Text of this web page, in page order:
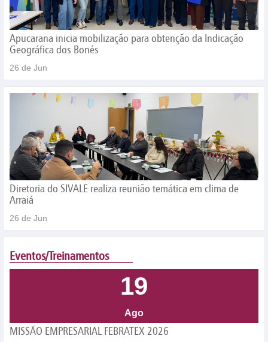
Apucarana inicia mobilização para obtenção da Indicação
Geográfica dos Bonés
26 de Jun
Diretoria do SIVALE realiza reunião temática em clima de
Arraiá
26 de Jun
Eventos/Treinamentos
19
Ago
MISSÃO EMPRESARIAL FEBRATEX 2026